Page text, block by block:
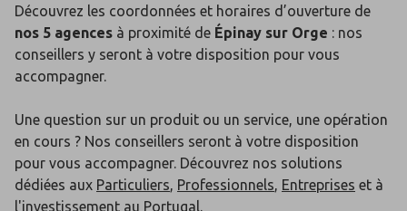
Découvrez les coordonnées et horaires d’ouverture de
nos 5 agences à proximité de Épinay sur Orge : nos
conseillers y seront à votre disposition pour vous
accompagner.
Une question sur un produit ou un service, une opération
en cours ? Nos conseillers seront à votre disposition
pour vous accompagner. Découvrez nos solutions
dédiées aux Particuliers, Professionnels, Entreprises et à
l'investissement au Portugal.